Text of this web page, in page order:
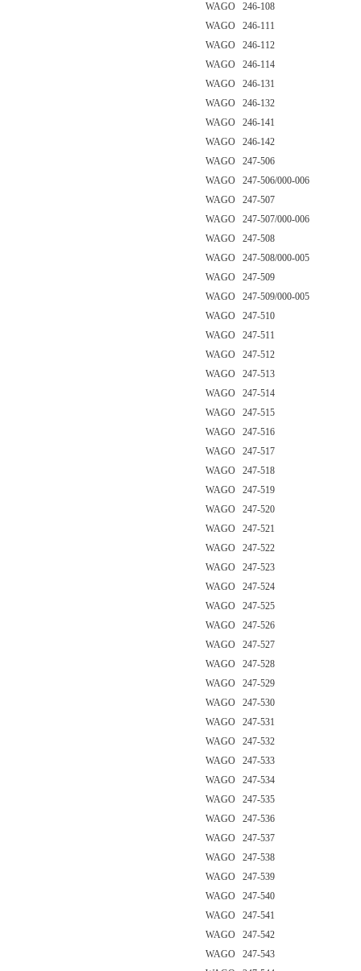
WAGO 246-108
WAGO 246-111
WAGO 246-112
WAGO 246-114
WAGO 246-131
WAGO 246-132
WAGO 246-141
WAGO 246-142
WAGO 247-506
WAGO 247-506/000-006
WAGO 247-507
WAGO 247-507/000-006
WAGO 247-508
WAGO 247-508/000-005
WAGO 247-509
WAGO 247-509/000-005
WAGO 247-510
WAGO 247-511
WAGO 247-512
WAGO 247-513
WAGO 247-514
WAGO 247-515
WAGO 247-516
WAGO 247-517
WAGO 247-518
WAGO 247-519
WAGO 247-520
WAGO 247-521
WAGO 247-522
WAGO 247-523
WAGO 247-524
WAGO 247-525
WAGO 247-526
WAGO 247-527
WAGO 247-528
WAGO 247-529
WAGO 247-530
WAGO 247-531
WAGO 247-532
WAGO 247-533
WAGO 247-534
WAGO 247-535
WAGO 247-536
WAGO 247-537
WAGO 247-538
WAGO 247-539
WAGO 247-540
WAGO 247-541
WAGO 247-542
WAGO 247-543